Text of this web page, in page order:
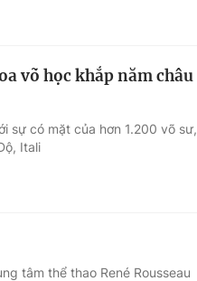
võ học khắp năm châu
sự có mặt của hơn 1.200 võ sư,
Itali
tâm thể thao René Rousseau